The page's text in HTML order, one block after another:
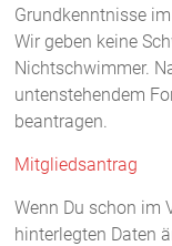
Grundkenntnisse
Wir geben keine
Nichtschwimmer.
untenstehendem
beantragen.
Mitgliedsantrag
Wenn Du schon im
hinterlegten Daten